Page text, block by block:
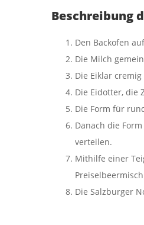
Beschreibung
Den Backofen
Die Milch
Die Eiklar
Die Eidotter, die
Die Form für
Danach die
verteilen.
Mithilfe einer
Die Salzburger